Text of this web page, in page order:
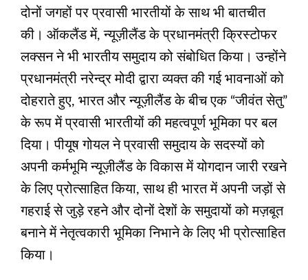
दोनों जगहों पर प्रवासी भारतीयों के साथ भी बातचीत
की। ऑकलैंड में, न्यूज़ीलैंड के प्रधानमंत्री क्रिस्टोफर
लक्सन ने भी भारतीय समुदाय को संबोधित किया। उन्होंने
प्रधानमंत्री नरेन्द्र मोदी द्वारा व्यक्त की गई भावनाओं को
दोहराते हुए, भारत और न्यूज़ीलैंड के बीच एक “जीवंत सेतु”
के रूप में प्रवासी भारतीयों की महत्वपूर्ण भूमिका पर बल
दिया। पीयूष गोयल ने प्रवासी समुदाय के सदस्यों को
अपनी कर्मभूमि न्यूज़ीलैंड के विकास में योगदान जारी रखने
के लिए प्रोत्साहित किया, साथ ही भारत में अपनी जड़ों से
गहराई से जुड़े रहने और दोनों देशों के समुदायों को मज़बूत
बनाने में नेतृत्वकारी भूमिका निभाने के लिए भी प्रोत्साहित
किया।